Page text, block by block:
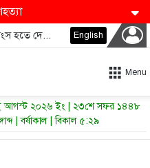
আইসিসির প্রতিষ্ঠাতাদের এটাকে ধ্বংস হতে দেওয়া উচিত নয় English
Menu
আগস্ট ২০২৬ ইং | ২৩শে সফর ১৪৪৮
| বর্ষাকাল | বিকাল ৫:২৯